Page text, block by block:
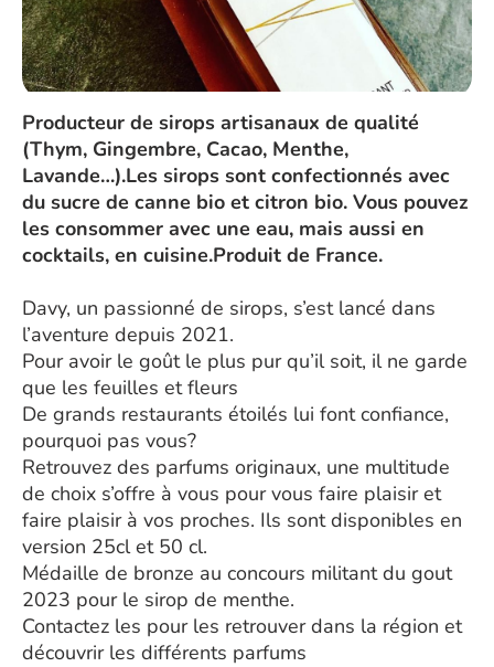
Producteur de sirops artisanaux de qualité
(Thym, Gingembre, Cacao, Menthe,
Lavande…).Les sirops sont confectionnés avec
du sucre de canne bio et citron bio. Vous pouvez
les consommer avec une eau, mais aussi en
cocktails, en cuisine.Produit de France.
Davy, un passionné de sirops, s’est lancé dans
l’aventure depuis 2021.
Pour avoir le goût le plus pur qu’il soit, il ne garde
que les feuilles et fleurs
De grands restaurants étoilés lui font confiance,
pourquoi pas vous?
Retrouvez des parfums originaux, une multitude
de choix s’offre à vous pour vous faire plaisir et
faire plaisir à vos proches. Ils sont disponibles en
version 25cl et 50 cl.
Médaille de bronze au concours militant du gout
2023 pour le sirop de menthe.
Contactez les pour les retrouver dans la région et
découvrir les différents parfums